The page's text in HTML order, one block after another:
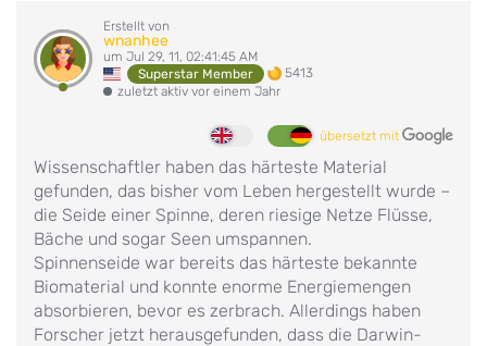
Erstellt von
wnanhee
um Jul 29, 11, 02:41:45 AM
Superstar Member
5413
zuletzt aktiv vor einem Jahr
übersetzt mit
Wissenschaftler haben das härteste Material
gefunden, das bisher vom Leben hergestellt wurde –
die Seide einer Spinne, deren riesige Netze Flüsse,
Bäche und sogar Seen umspannen.
Spinnenseide war bereits das härteste bekannte
Biomaterial und konnte enorme Energiemengen
absorbieren, bevor es zerbrach. Allerdings haben
Forscher jetzt herausgefunden, dass die Darwin-